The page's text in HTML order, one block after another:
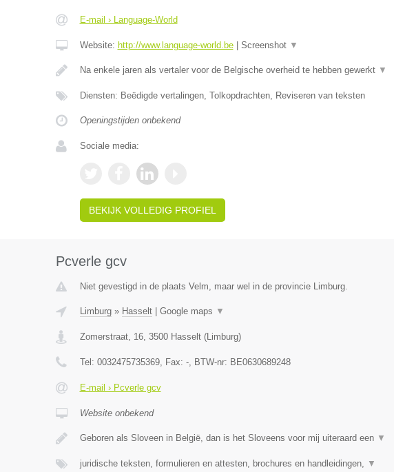
E-mail › Language-World
Website: http://www.language-world.be| Screenshot ▼
Na enkele jaren als vertaler voor de Belgische overheid te hebben gewerkt ▼
Diensten: Beëdigde vertalingen, Tolkopdrachten, Reviseren van teksten
Openingstijden onbekend
Sociale media:
BEKIJK VOLLEDIG PROFIEL
Pcverle gcv
Niet gevestigd in de plaats Velm, maar wel in de provincie Limburg.
Limburg» Hasselt| Google maps ▼
Zomerstraat, 16, 3500 Hasselt(Limburg)
Tel: 0032475735369, Fax: -, BTW-nr: BE0630689248
E-mail › Pcverle gcv
Website onbekend
Geboren als Sloveen in België, dan is het Sloveens voor mij uiteraard een ▼
juridische teksten, formulieren en attesten, brochures en handleidingen, ▼